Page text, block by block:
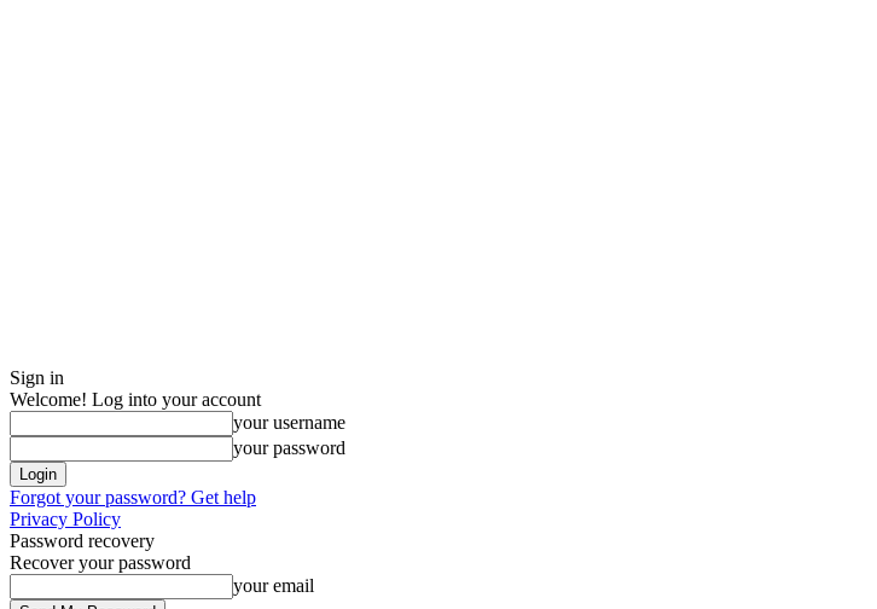
Sign in
Welcome! Log into your account
your username
your password
Forgot your password? Get help
Privacy Policy
Password recovery
Recover your password
your email